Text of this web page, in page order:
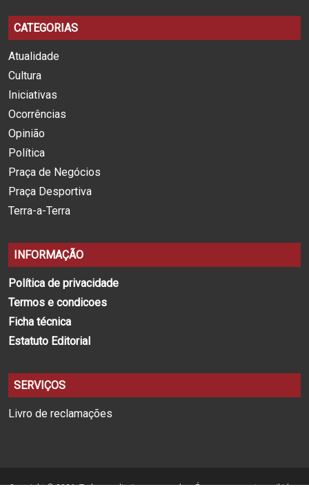
CATEGORIAS
Atualidade
Cultura
Iniciativas
Ocorrências
Opinião
Política
Praça de Negócios
Praça Desportiva
Terra-a-Terra
INFORMAÇÃO
Política de privacidade
Termos e condicoes
Ficha técnica
Estatuto Editorial
SERVIÇOS
Livro de reclamações